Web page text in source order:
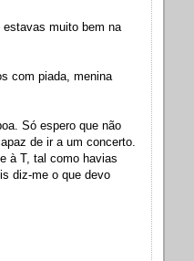
muito bem na
com piada, menina
Só espero que não
de ir a um concerto.
à T, tal como havias
diz-me o que devo